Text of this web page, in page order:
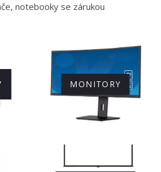
notebooky se zárukou
MONITORY